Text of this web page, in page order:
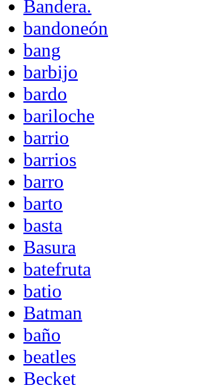
Bandera.
bandoneón
bang
barbijo
bardo
bariloche
barrio
barrios
barro
barto
basta
Basura
batefruta
batio
Batman
baño
beatles
Becket